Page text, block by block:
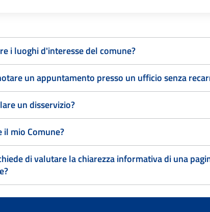
i luoghi d'interesse del comune?
un appuntamento presso un ufficio senza
un disservizio?
mio Comune?
di valutare la chiarezza informativa di una